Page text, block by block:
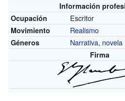
Información
Ocupación
Escritor
Movimiento Realismo
Géneros Narrativa, novela
Firma